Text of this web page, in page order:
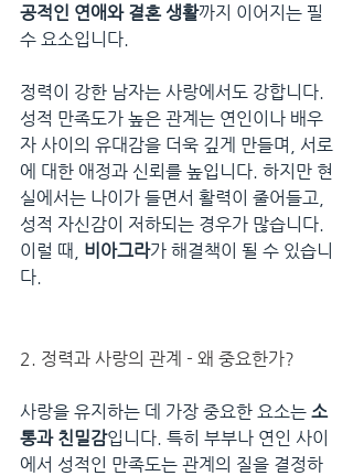
공적인 연애와 결혼 생활까지 이어지는 필
수 요소입니다.
정력이 강한 남자는 사랑에서도 강합니다.
성적 만족도가 높은 관계는 연인이나 배우
자 사이의 유대감을 더욱 깊게 만들며, 서로
에 대한 애정과 신뢰를 높입니다. 하지만 현
실에서는 나이가 들면서 활력이 줄어들고,
성적 자신감이 저하되는 경우가 많습니다.
이럴 때, 비아그라가 해결책이 될 수 있습니
다.
2. 정력과 사랑의 관계 - 왜 중요한가?
사랑을 유지하는 데 가장 중요한 요소는 소
통과 친밀감입니다. 특히 부부나 연인 사이
에서 성적인 만족도는 관계의 질을 결정하